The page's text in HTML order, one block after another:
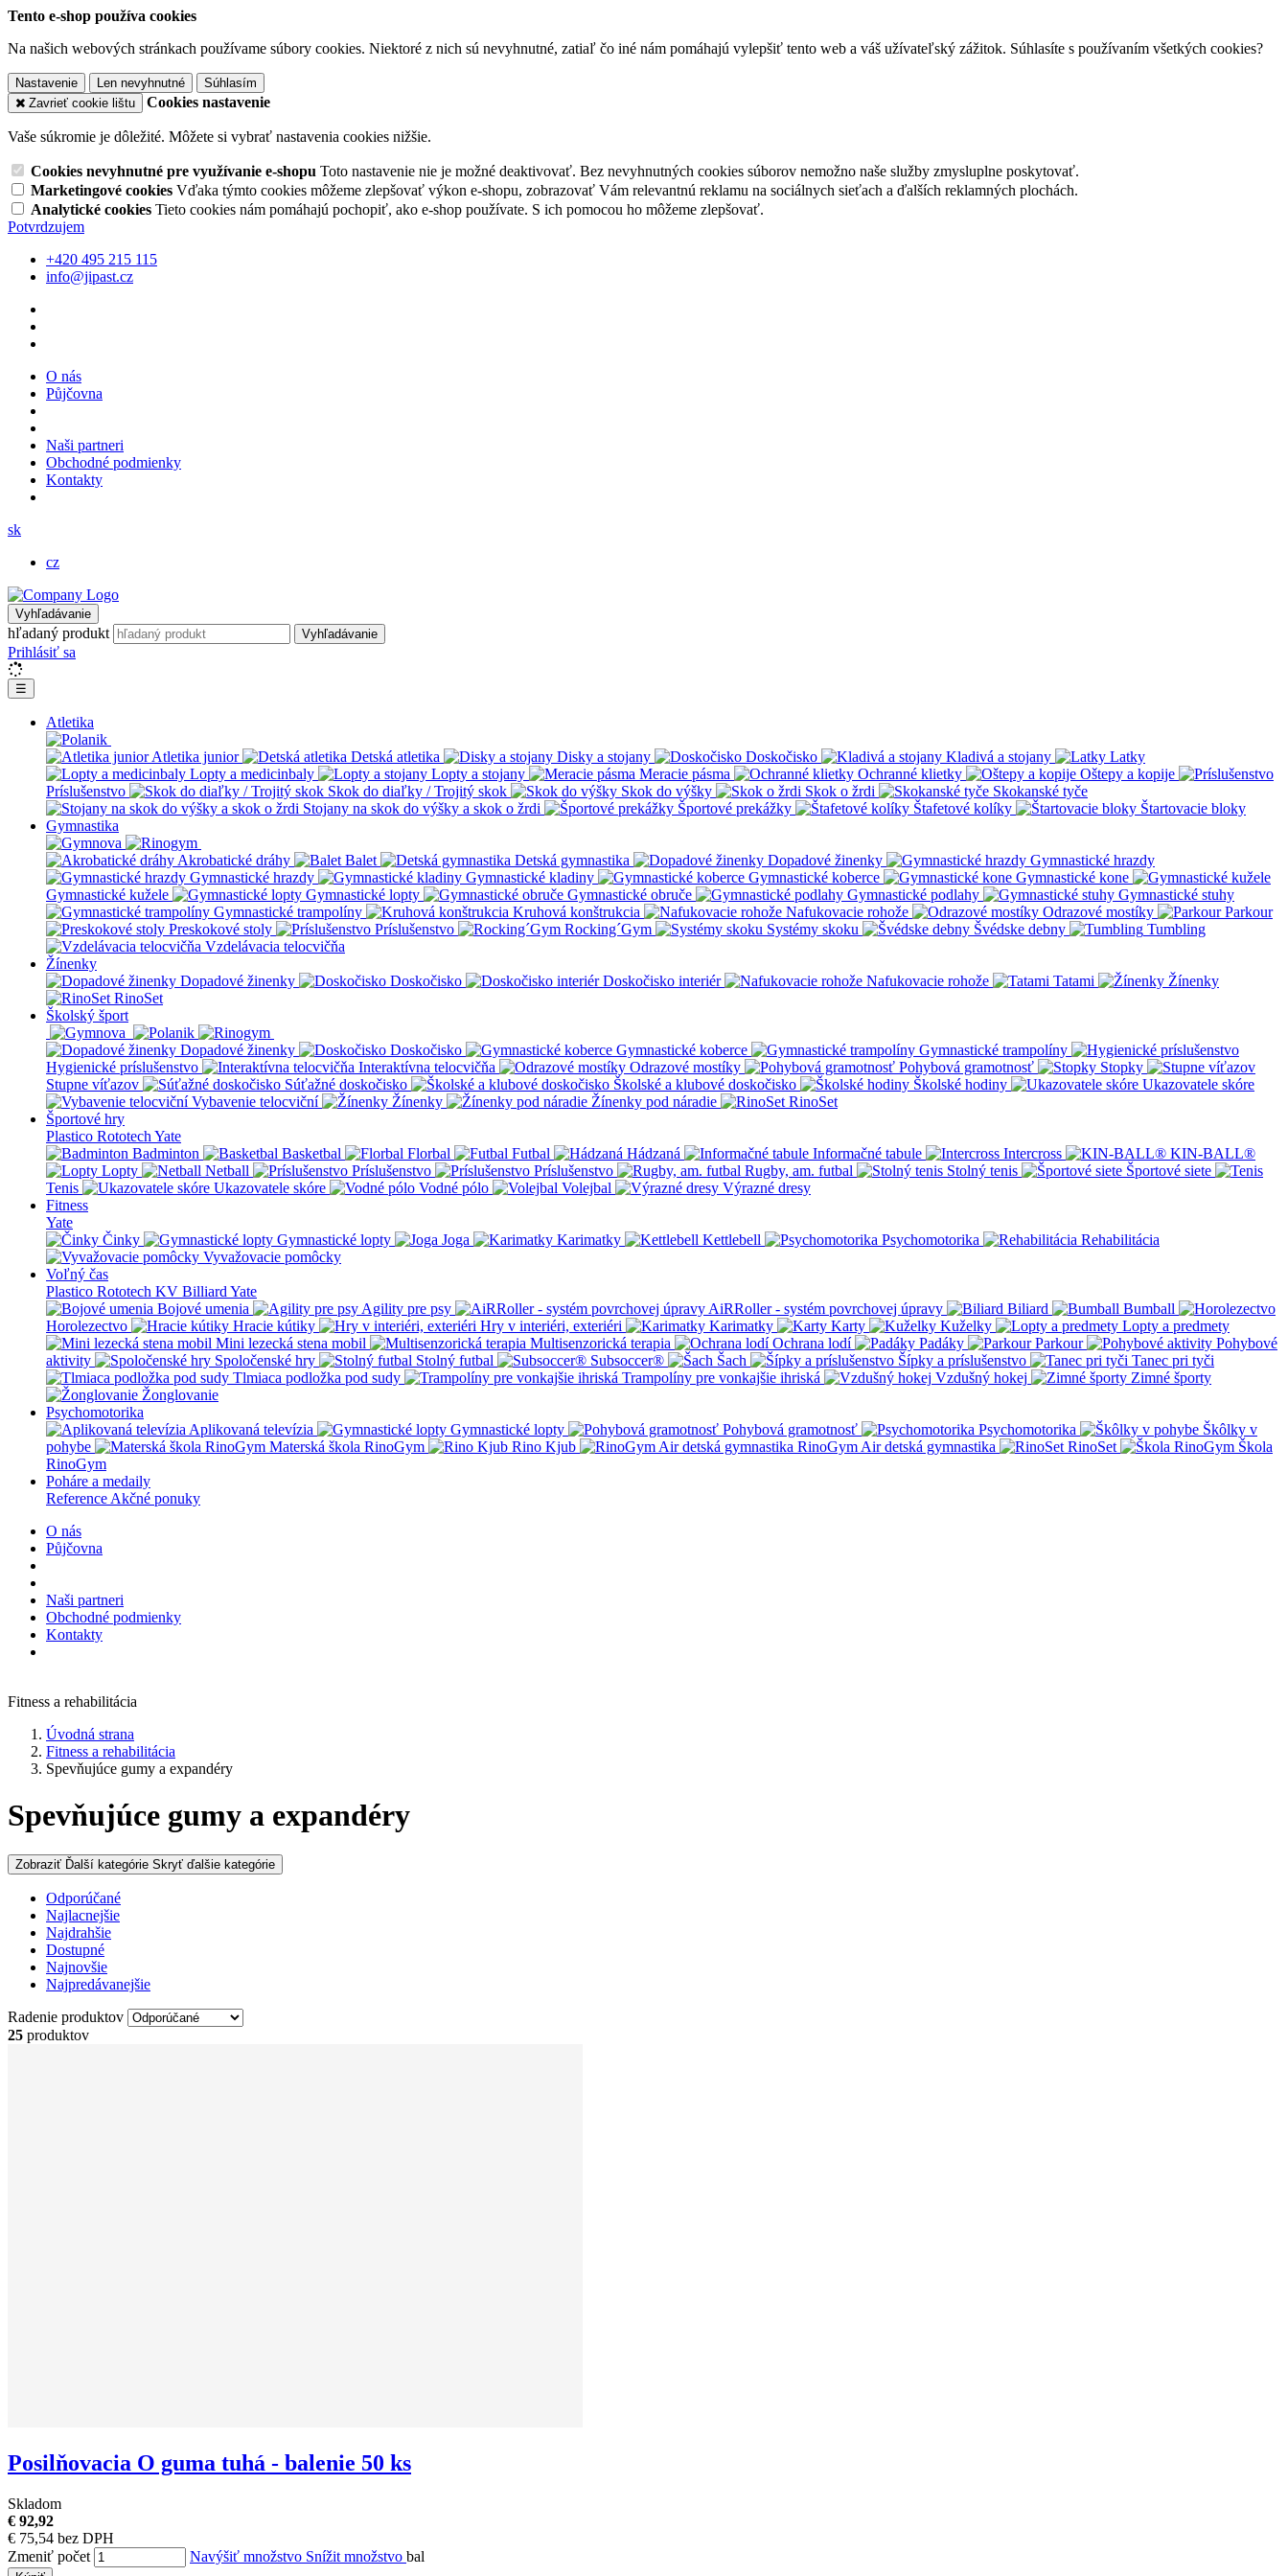
Tento e-shop používa cookies
Na našich webových stránkach používame súbory cookies. Niektoré z nich sú nevyhnutné, zatiaľ čo iné nám pomáhajú vylepšiť tento web a váš užívateľský zážitok. Súhlasíte s používaním všetkých cookies?
Nastavenie Len nevyhnutné
Súhlasím
Zavrieť cookie lištu
Cookies nastavenie
Vaše súkromie je dôležité. Môžete si vybrať nastavenia cookies nižšie.
Cookies nevyhnutné pre využívanie e-shopu Toto nastavenie nie je možné deaktivovať. Bez nevyhnutných cookies súborov nemožno naše služby zmysluplne poskytovať.
Marketingové cookies Vďaka týmto cookies môžeme zlepšovať výkon e-shopu, zobrazovať Vám relevantnú reklamu na sociálnych sieťach a ďalších reklamných plochách.
Analytické cookies Tieto cookies nám pomáhajú pochopiť, ako e-shop používate. S ich pomocou ho môžeme zlepšovať.
Potvrdzujem
+420 495 215 115
info@jipast.cz
O nás
Půjčovna
Naši partneri
Obchodné podmienky
Kontakty
sk
cz
Vyhľadávanie
hľadaný produkt Vyhľadávanie
Prihlásiť sa
☰
Atletika
Atletika junior Detská atletika Disky a stojany Doskočisko Kladivá a stojany
Latky
Lopty a medicinbaly
Lopty a stojany Meracie pásma Ochranné klietky
Oštepy a kopije
Príslušenstvo
Skok do diaľky / Trojitý skok Skok do výšky Skok o žrdi
Skokanské tyče
Stojany na skok do výšky a skok o žrdi
Športové prekážky Štafetové kolíky
Štartovacie bloky
Gymnastika
Akrobatické dráhy Balet Detská gymnastika Dopadové žinenky
Gymnastické hrazdy
Gymnastické hrazdy
Gymnastické kladiny Gymnastické koberce
Gymnastické kone
Gymnastické kužele
Gymnastické lopty Gymnastické obruče Gymnastické podlahy
Gymnastické stuhy
Gymnastické trampolíny
Kruhová konštrukcia Nafukovacie rohože Odrazové mostíky
Parkour
Preskokové stoly
Príslušenstvo Rocking´Gym Systémy skoku Švédske debny
Tumbling
Vzdelávacia telocvičňa
Žínenky
Dopadové žinenky
Doskočisko Doskočisko interiér Nafukovacie rohože Tatami
Žínenky
RinoSet
Školský šport
Dopadové žinenky Doskočisko Gymnastické koberce
Gymnastické trampolíny
Hygienické príslušenstvo
Interaktívna telocvičňa Odrazové mostíky Pohybová gramotnosť
Stopky
Stupne víťazov
Súťažné doskočisko Školské a klubové doskočisko Školské hodiny
Ukazovatele skóre
Vybavenie telocviční
Žínenky Žínenky pod náradie
RinoSet
Športové hry
Plastico Rototech Yate
Badminton
Basketbal Florbal Futbal Hádzaná Informačné tabule Intercross
KIN-BALL®
Lopty
Netball Príslušenstvo Príslušenstvo Rugby, am. futbal Stolný tenis
Športové siete
Tenis
Ukazovatele skóre Vodné pólo Volejbal
Výrazné dresy
Fitness
Yate
Činky
Gymnastické lopty Joga Karimatky Kettlebell Psychomotorika
Rehabilitácia
Vyvažovacie pomôcky
Voľný čas
Plastico Rototech KV Billiard Yate
Bojové umenia
Agility pre psy AiRRoller - systém povrchovej úpravy Biliard
Bumball
Horolezectvo
Hracie kútiky Hry v interiéri, exteriéri Karimatky Karty Kuželky
Lopty a predmety
Mini lezecká stena mobil
Multisenzorická terapia Ochrana lodí Padáky Parkour
Pohybové
aktivity
Spoločenské hry Stolný futbal Subsoccer® Šach Šípky a príslušenstvo
Tanec pri tyči
Tlmiaca podložka pod sudy
Trampolíny pre vonkajšie ihriská Vzdušný hokej
Zimné športy
Žonglovanie
Psychomotorika
Aplikovaná televízia
Gymnastické lopty Pohybová gramotnosť Psychomotorika
Škôlky v
pohybe
Materská škola RinoGym Rino Kjub RinoGym Air detská gymnastika RinoSet
Škola
RinoGym
Poháre a medaily
Reference Akčné ponuky
O nás
Půjčovna
Naši partneri
Obchodné podmienky
Kontakty
Fitness a rehabilitácia
Úvodná strana
Fitness a rehabilitácia
Spevňujúce gumy a expandéry
Spevňujúce gumy a expandéry
Zobraziť Ďalší kategórie Skryť ďalšie kategórie
Odporúčané
Najlacnejšie
Najdrahšie
Dostupné
Najnovšie
Najpredávanejšie
Radenie produktov
25 produktov
Posilňovacia O guma tuhá - balenie 50 ks
Skladom
€ 92,92
€ 75,54 bez DPH
Zmeniť počet
Navýšiť množstvo Snížit množstvo bal